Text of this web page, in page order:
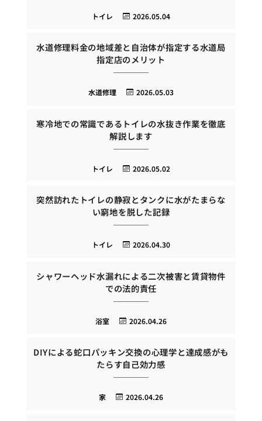
2026.05.04
トイレ
水道修理料金の地域差と自治体が指定する水道局
指定店のメリット
2026.05.03
水道修理
寒冷地での常識であるトイレの水抜き作業を徹底
解説します
2026.05.02
トイレ
突然訪れたトイレの静寂とタンクに水がたまらな
い窮地を脱した記録
2026.04.30
トイレ
シャワーヘッド水漏れによる二次被害と賃貸物件
での法的責任
2026.04.26
浴室
DIYによる蛇口パッキン交換の心理学と達成感がも
たらす自己効力感
2026.04.26
家